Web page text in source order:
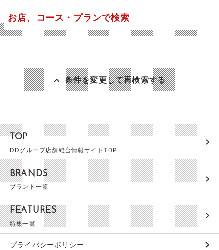
お店、コース・プランで検索
条件を変更して再検索する
TOP
DDグループ店舗総合情報サイトTOP
BRANDS
ブランド一覧
FEATURES
特集一覧
プライバシーポリシー